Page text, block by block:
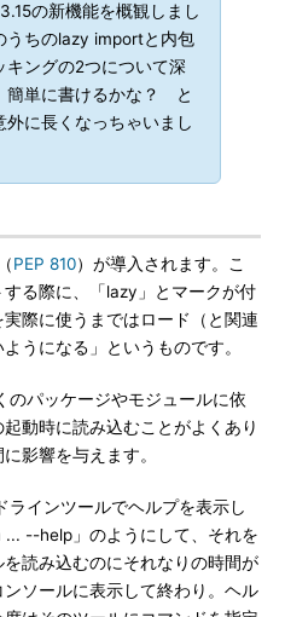
の新機能を概観しまし
うちのlazy importと内包
キングの2つについて深
簡単に書けるかな？ と
外に長くなっちゃいまし
PEP 810）が導入されます。こ
る際に、「lazy」とマークが付
際に使うまではロード（と関連
うになる」というものです。
パッケージやモジュールに依
動時に読み込むことがよくあり
影響を与えます。
インツールでヘルプを表示し
--help」のようにして、それを
読み込むのにそれなりの時間が
ソールに表示して終わり。ヘル